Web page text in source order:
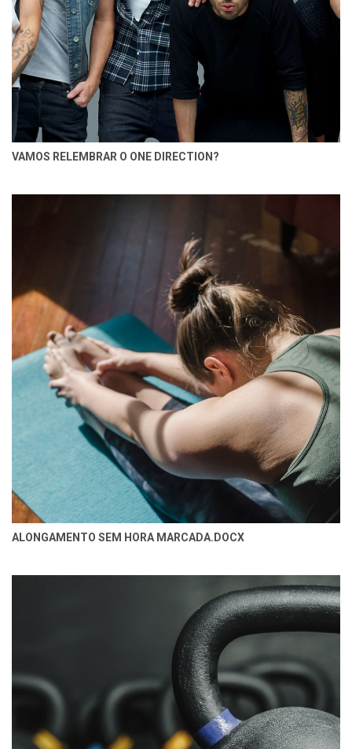
VAMOS RELEMBRAR O ONE DIRECTION?
ALONGAMENTO SEM HORA MARCADA.DOCX